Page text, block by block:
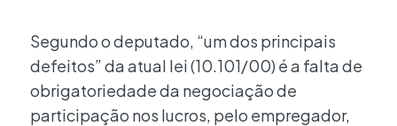
Segundo o deputado, “um dos principais
defeitos” da atual lei (10.101/00) é a falta de
obrigatoriedade da negociação de
participação nos lucros, pelo empregador,